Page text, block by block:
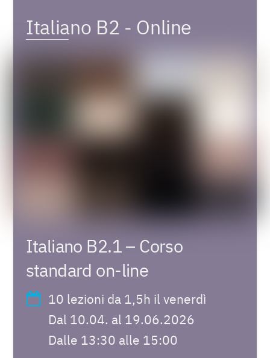
Italiano B2 - Online
Italiano B2.1 – Corso
standard on-line
10 lezioni da 1,5h il venerdì
Dal 10.04. al 19.06.2026
Dalle 13:30 alle 15:00